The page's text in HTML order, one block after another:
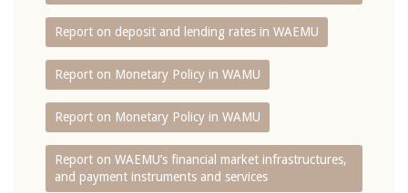
Report on deposit and lending rates in WAEMU
Report on Monetary Policy in WAMU
Report on Monetary Policy in WAMU
Report on WAEMU’s financial market infrastructures,
and payment instruments and services